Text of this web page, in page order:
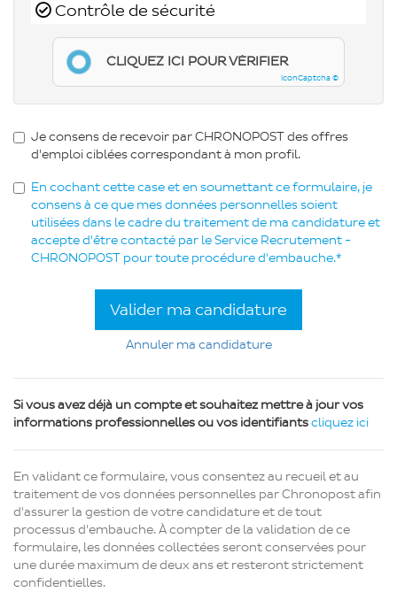
Contrôle de sécurité
IconCaptcha ©
CLIQUEZ ICI POUR VÉRIFIER
Je consens de recevoir par CHRONOPOST des offres
d'emploi ciblées correspondant à mon profil.
En cochant cette case et en soumettant ce formulaire, je
consens à ce que mes données personnelles soient
utilisées dans le cadre du traitement de ma candidature et
accepte d'être contacté par le Service Recrutement -
CHRONOPOST pour toute procédure d'embauche.*
Valider ma candidature
Annuler ma candidature
Si vous avez déjà un compte et souhaitez mettre à jour vos
informations professionnelles ou vos identifiantscliquez ici
En validant ce formulaire, vous consentez au recueil et au
traitement de vos données personnelles par Chronopost afin
d'assurer la gestion de votre candidature et de tout
processus d'embauche. À compter de la validation de ce
formulaire, les données collectées seront conservées pour
une durée maximum de deux ans et resteront strictement
confidentielles.